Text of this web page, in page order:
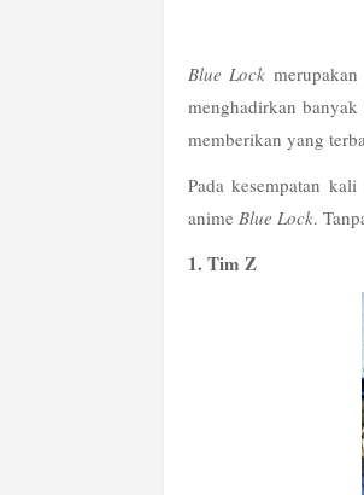
Blue Lock
menghadirkan
memberikan yang
Pada kesempatan
anime Blue Lock.
1. Tim Z